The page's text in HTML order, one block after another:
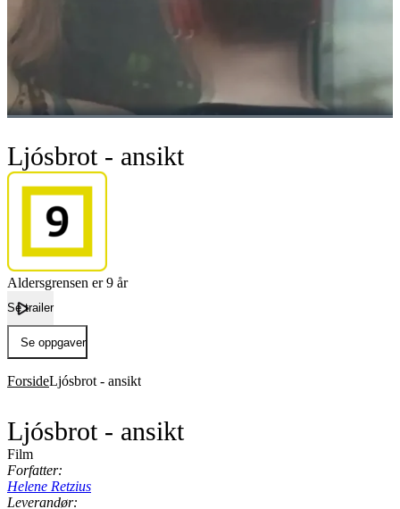
Ljósbrot - ansikt
Aldersgrensen er 9 år
Se trailer
Se oppgaver
ForsideLjósbrot - ansikt
Ljósbrot - ansikt
Film
Forfatter:
Helene Retzius
Leverandør: